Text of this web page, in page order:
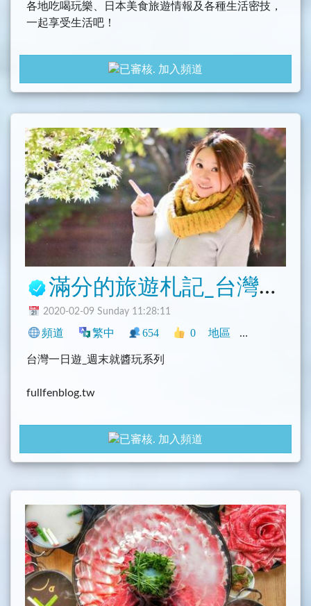
各地吃喝玩樂、日本美食旅遊情報及各種生活密技，
一起享受生活吧！
部落格：https://safood.tw/
粉絲團：https://www.facebook.com/seznablog/
Youtube：https://pse.is/sezna
加入頻道
滿分的旅遊札記_台灣旅遊
2020-02-09 Sunday 11:28:11
頻道 繁中 654 0 地區 中文圈
台灣一日遊_週末就醬玩系列
fullfenblog.tw
facebook.com/fullfen666
加入頻道